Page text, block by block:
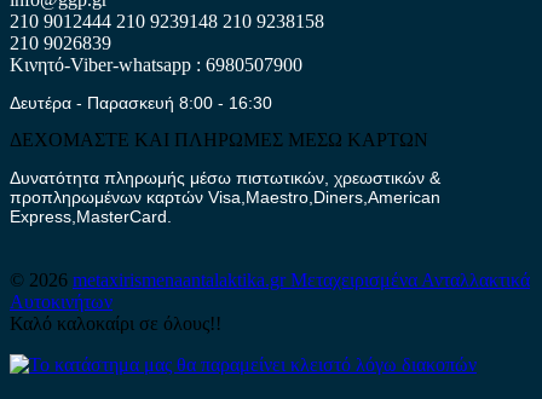
210 9012444 210 9239148 210 9238158
210 9026839
Κινητό-Viber-whatsapp : 6980507900
Δευτέρα - Παρασκευή 8:00 - 16:30
ΔΕΧΟΜΑΣΤΕ ΚΑΙ ΠΛΗΡΩΜΕΣ ΜΕΣΩ ΚΑΡΤΩΝ
Δυνατότητα πληρωμής μέσω πιστωτικών, χρεωστικών &
προπληρωμένων καρτών Visa,Maestro,Diners,American
Express,MasterCard.
© 2026 metaxirismenaantalaktika.grΜεταχειρισμένα Ανταλλακτικά
Αυτοκινήτων
Καλό καλοκαίρι σε όλους!!